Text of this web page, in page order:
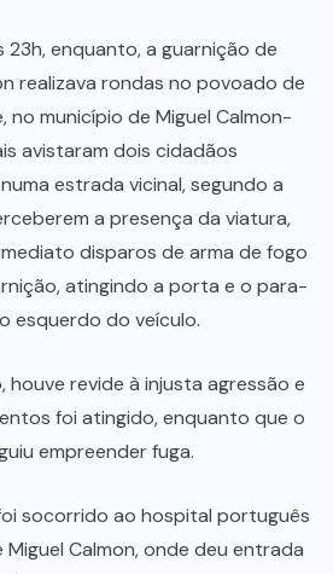
23h, enquanto, a guarnição de
realizava rondas no povoado de
no município de Miguel Calmon-
avistaram dois cidadãos
estrada vicinal, segundo a
a presença da viatura,
disparos de arma de fogo
atingindo a porta e o para-
esquerdo do veículo.
houve revide à injusta agressão e
foi atingido, enquanto que o
empreender fuga.
socorrido ao hospital português
Calmon, onde deu entrada